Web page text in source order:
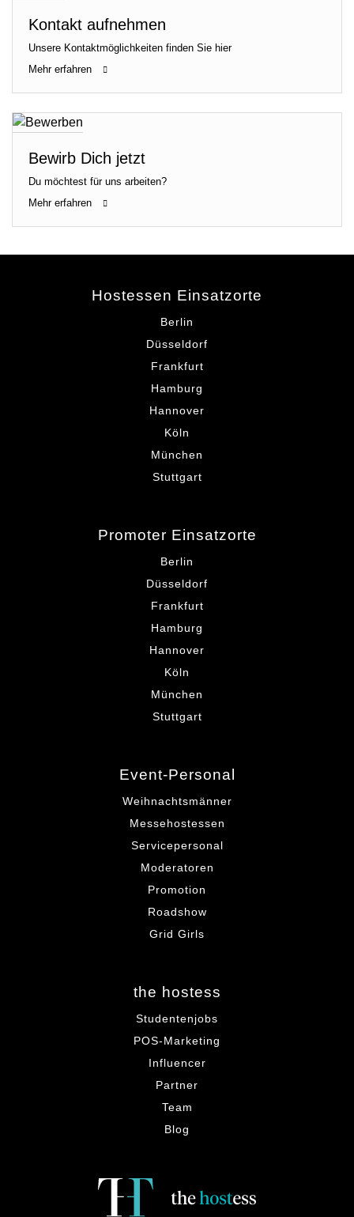
Kontakt aufnehmen
Unsere Kontaktmöglichkeiten finden Sie hier
Mehr erfahren
Bewirb Dich jetzt
Du möchtest für uns arbeiten?
Mehr erfahren
Hostessen Einsatzorte
Berlin
Düsseldorf
Frankfurt
Hamburg
Hannover
Köln
München
Stuttgart
Promoter Einsatzorte
Berlin
Düsseldorf
Frankfurt
Hamburg
Hannover
Köln
München
Stuttgart
Event-Personal
Weihnachtsmänner
Messehostessen
Servicepersonal
Moderatoren
Promotion
Roadshow
Grid Girls
the hostess
Studentenjobs
POS-Marketing
Influencer
Partner
Team
Blog